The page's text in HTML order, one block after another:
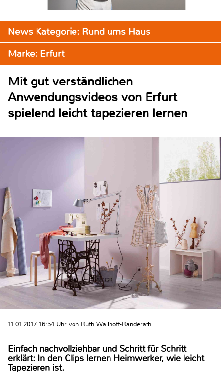
News Kategorie: Rund ums Haus
Marke: Erfurt
Mit gut verständlichen
Anwendungsvideos von Erfurt
spielend leicht tapezieren lernen
11.01.2017 16:54 Uhr von Ruth Wallhoff-Randerath
Einfach nachvollziehbar und Schritt für Schritt
erklärt: In den Clips lernen Heimwerker, wie leicht
Tapezieren ist.